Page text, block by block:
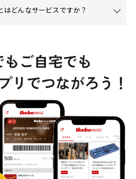
はどんなサービスですか？